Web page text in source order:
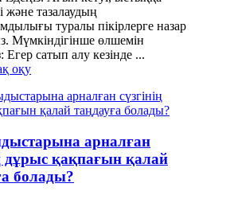
және тазалаудың
туралы пікірлерге назар
Мүмкіндігінше өлшемін
Егер сатып алу кезінде ...
оқу
арналған
дұрыс қақпағын қалай
болады?